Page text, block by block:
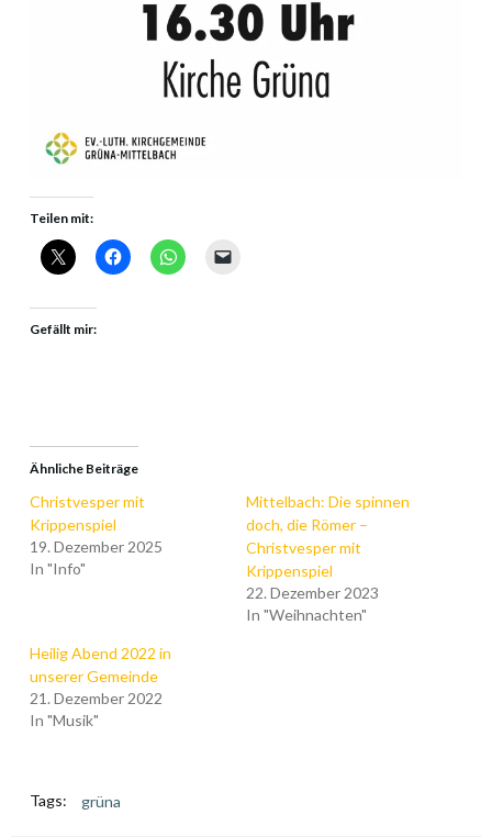
Teilen mit:
Gefällt mir:
Ähnliche Beiträge
Christvesper mit
Krippenspiel
19. Dezember 2025
In "Info"
Mittelbach: Die spinnen
doch, die Römer –
Christvesper mit
Krippenspiel
22. Dezember 2023
In "Weihnachten"
Heilig Abend 2022 in
unserer Gemeinde
21. Dezember 2022
In "Musik"
Tags: grüna